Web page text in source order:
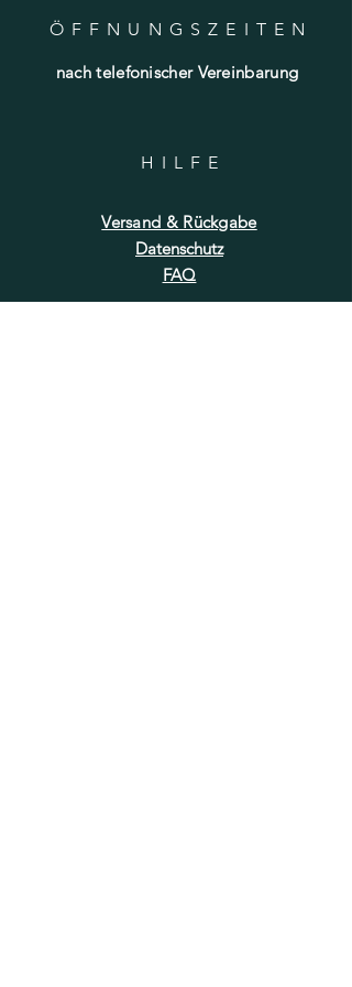
ÖFFNUNGSZEITE N
nach telefonischer Vereinbarung
HILF E
Versand & Rückgabe
Datenschutz
FAQ